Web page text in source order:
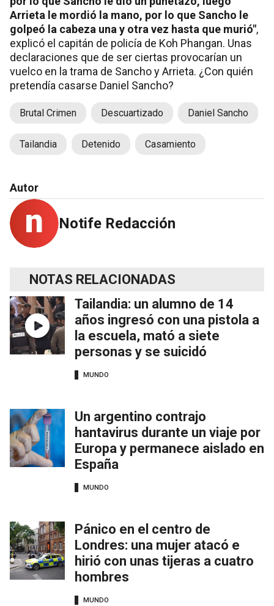
Arrieta le mordió la mano, por lo que Sancho le
golpeó la cabeza una y otra vez hasta que murió",
explicó el capitán de policía de Koh Phangan. Unas
declaraciones que de ser ciertas provocarían un
vuelco en la trama de Sancho y Arrieta. ¿Con quién
pretendía casarse Daniel Sancho?
Brutal Crimen Descuartizado Daniel Sancho
Tailandia Detenido Casamiento
Autor
Notife Redacción
NOTAS RELACIONADAS
Tailandia: un alumno de 14
años ingresó con una pistola a
la escuela, mató a siete
personas y se suicidó
MUNDO
Un argentino contrajo
hantavirus durante un viaje por
Europa y permanece aislado en
España
MUNDO
Pánico en el centro de
Londres: una mujer atacó e
hirió con unas tijeras a cuatro
hombres
MUNDO